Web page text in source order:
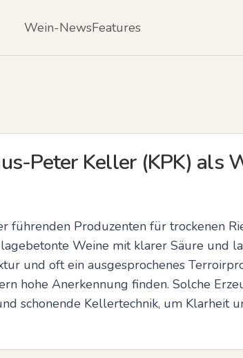
Wein-NewsFeatures
Peter Keller (KPK) als
führenden Produzenten für trockenen
Weine mit klarer Säure und
und oft ein ausgesprochenes
hohe Anerkennung finden. Solche
schonende Kellertechnik, um Klarheit